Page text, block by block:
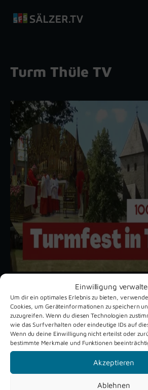
Einwilligung
Um dir ein optimales Erlebnis zu bieten,
Cookies, um Geräteinformationen zu speichern
zuzugreifen. Wenn du diesen Technologien
wie das Surfverhalten oder eindeutige IDs auf
Wenn du deine Einwilligung nicht erteilst oder
bestimmte Merkmale und Funktionen
Akzeptieren
Ablehnen
Turm Thüle TV
Unsere aktuellen Reportagen
Schützenfest
Verne 2026